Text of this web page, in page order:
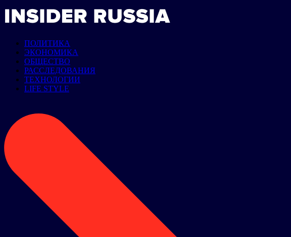
ПОЛИТИКА
ЭКОНОМИКА
ОБЩЕСТВО
РАССЛЕДОВАНИЯ
ТЕХНОЛОГИИ
LIFE STYLE